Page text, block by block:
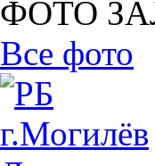
ФОТО
Все фото